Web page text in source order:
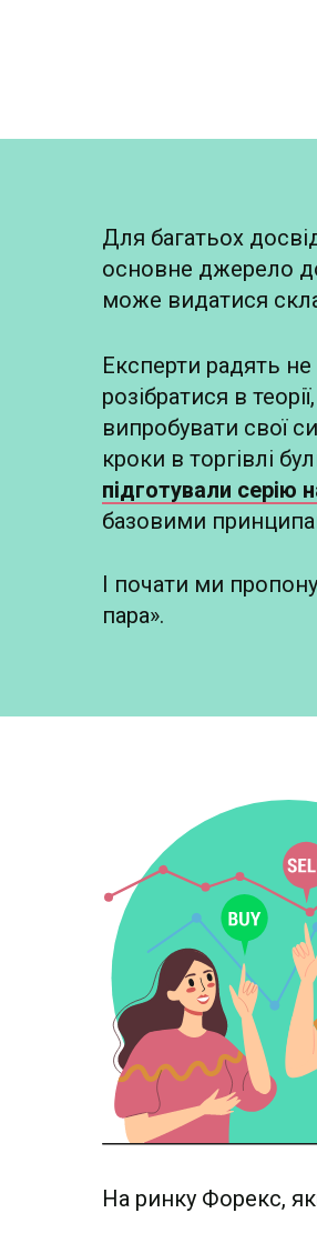
Для багатьох
основне джерело
може видатися
Експерти радять
розібратися в
випробувати свої
кроки в торгівлі
підготували серію
базовими
І почати ми
пара».
На ринку Форекс,